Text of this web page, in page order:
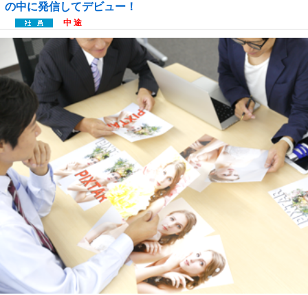
の中に発信してデビュー！
中 途